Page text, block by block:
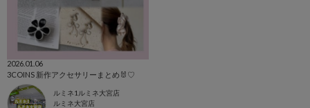
2026.01.06
3COINS 新作アクセサリーまとめ🐰♡
ルミネ1ルミネ大宮店
ルミネ大宮店